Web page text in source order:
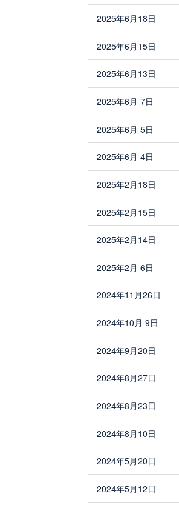
2025年6月18日
2025年6月15日
2025年6月13日
2025年6月 7日
2025年6月 5日
2025年6月 4日
2025年2月18日
2025年2月15日
2025年2月14日
2025年2月 6日
2024年11月26日
2024年10月 9日
2024年9月20日
2024年8月27日
2024年8月23日
2024年8月10日
2024年5月20日
2024年5月12日